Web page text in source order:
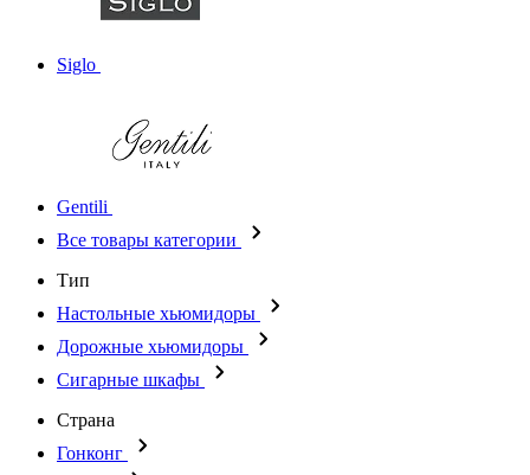
Siglo
Gentili
Все товары категории
Тип
Настольные хьюмидоры
Дорожные хьюмидоры
Сигарные шкафы
Страна
Гонконг